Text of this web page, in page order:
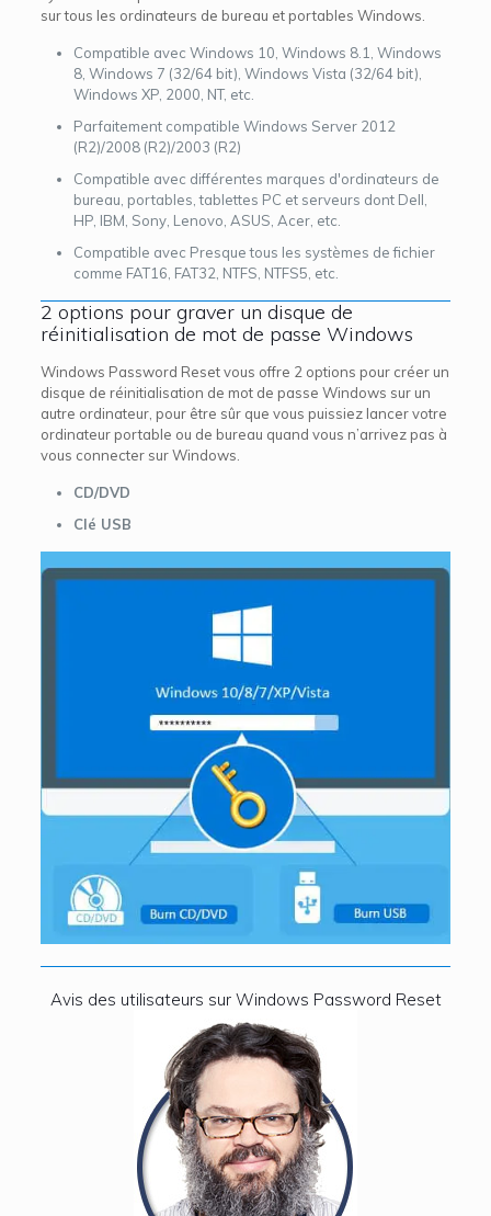
sur tous les ordinateurs de bureau et portables Windows.
Compatible avec Windows 10, Windows 8.1, Windows
8, Windows 7 (32/64 bit), Windows Vista (32/64 bit),
Windows XP, 2000, NT, etc.
Parfaitement compatible Windows Server 2012
(R2)/2008 (R2)/2003 (R2)
Compatible avec différentes marques d'ordinateurs de
bureau, portables, tablettes PC et serveurs dont Dell,
HP, IBM, Sony, Lenovo, ASUS, Acer, etc.
Compatible avec Presque tous les systèmes de fichier
comme FAT16, FAT32, NTFS, NTFS5, etc.
2 options pour graver un disque de
réinitialisation de mot de passe Windows
Windows Password Reset vous offre 2 options pour créer un
disque de réinitialisation de mot de passe Windows sur un
autre ordinateur, pour être sûr que vous puissiez lancer votre
ordinateur portable ou de bureau quand vous n’arrivez pas à
vous connecter sur Windows.
CD/DVD
Clé USB
Avis des utilisateurs sur Windows Password Reset